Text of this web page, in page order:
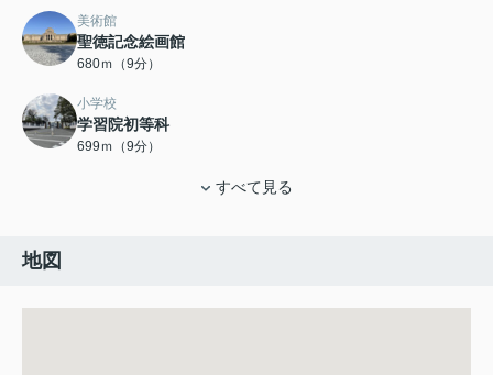
美術館
聖徳記念絵画館
680ｍ（9分）
小学校
学習院初等科
699ｍ（9分）
すべて見る
地図